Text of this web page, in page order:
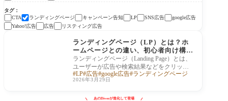
タグ
CTA
ランディングページ キャンペーン告知 LP SNS広告
google広告
Yahoo!広告
広告 リスティング広告
コンテンツ作成
ランディングページ（LP）とは？ホ
ームページとの違い、初心者向け構成
と作り方
ランディングページ（Landing Page）とは、
ユーザーが広告や検索結果などをクリック
して「最初に着地（ランディング）するペ
ージ」の
LP 広告 google広告 ランディングページ
2026年3月29日
あのDiverが進化して登場